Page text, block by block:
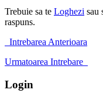
Trebuie sa te Loghezi sau
raspuns.
Intrebarea Anterioara
Urmatoarea Intrebare
Login